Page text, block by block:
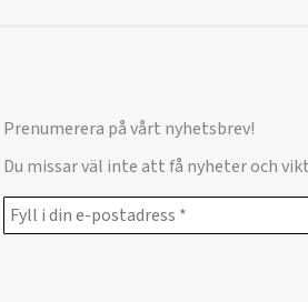
Prenumerera på vårt nyhetsbrev!
Du missar väl inte att få nyheter och